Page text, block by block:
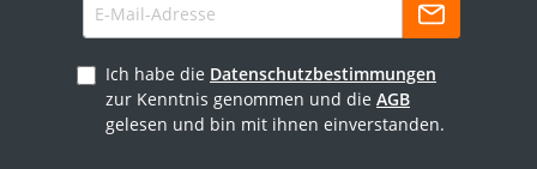
Ich habe die Datenschutzbestimmungen
zur Kenntnis genommen und die AGB
gelesen und bin mit ihnen einverstanden.